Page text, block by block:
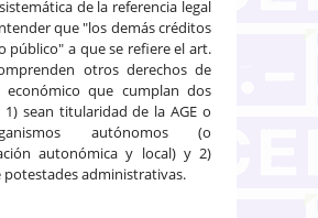
de la referencia legal
que "los demás créditos
público" a que se refiere el art.
otros derechos de
económico que cumplan dos
1) sean titularidad de la AGE o
autónomos (o
autonómica y local) y 2)
potestades administrativas.